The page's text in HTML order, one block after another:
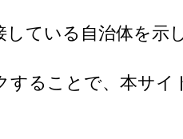
している自治体を示
することで、本サ